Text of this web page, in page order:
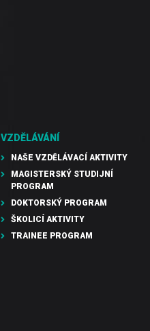
VZDĚLÁVÁNÍ
NAŠE VZDĚLÁVACÍ AKTIVITY
MAGISTERSKÝ STUDIJNÍ
PROGRAM
DOKTORSKÝ PROGRAM
ŠKOLICÍ AKTIVITY
TRAINEE PROGRAM